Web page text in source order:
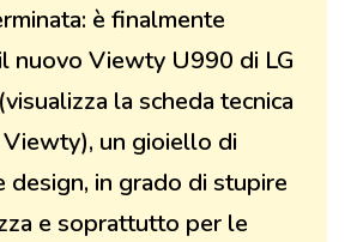
è finalmente
nuovo Viewty U990 di LG
la scheda tecnica
un gioiello di
design, in grado di stupire
e soprattutto per le